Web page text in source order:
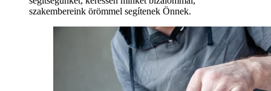
szakembereink örömmel segítenek Önnek.